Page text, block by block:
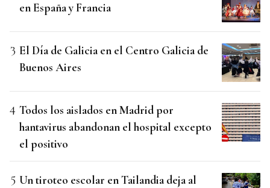
en España y Francia
El Día de Galicia en el Centro Galicia de
Buenos Aires
Todos los aislados en Madrid por
hantavirus abandonan el hospital excepto
el positivo
Un tiroteo escolar en Tailandia deja al